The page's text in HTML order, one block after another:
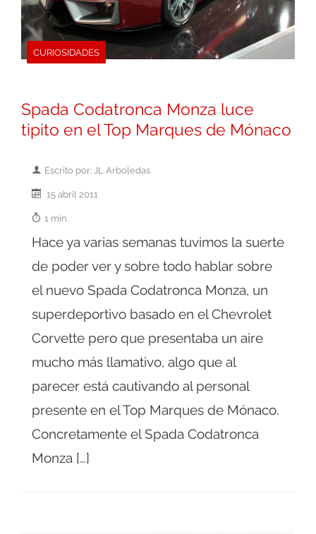
CURIOSIDADES
Spada Codatronca Monza luce
tipito en el Top Marques de Mónaco
Escrito por: JL Arboledas
15 abril 2011
1 min.
Hace ya varias semanas tuvimos la suerte
de poder ver y sobre todo hablar sobre
el nuevo Spada Codatronca Monza, un
superdeportivo basado en el Chevrolet
Corvette pero que presentaba un aire
mucho más llamativo, algo que al
parecer está cautivando al personal
presente en el Top Marques de Mónaco.
Concretamente el Spada Codatronca
Monza […]